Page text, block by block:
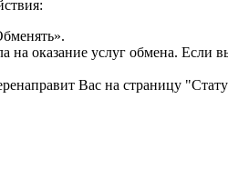
на оказание услуг обмена. Если
Вас на страницу